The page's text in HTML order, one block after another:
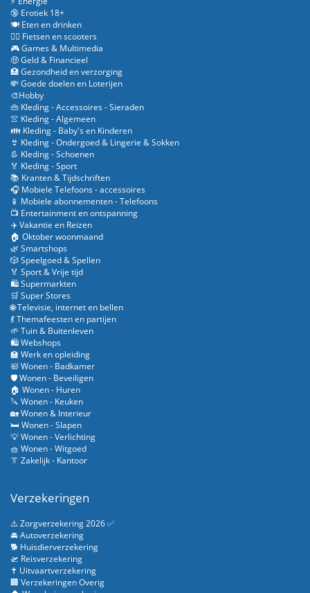
🔞 Erotiek 18+
🍽️ Eten en drinken
🚴‍♂️ Fietsen en scooters
🎮 Games & Multimedia
🤑 Geld & Financieel
🏥 Gezondheid en verzorging
💸 Goede doelen en Loterijen
🎨Hobby
👜 Kleding - Accessoires - Sieraden
👚 Kleding - Algemeen
👪 Kleding - Baby's en Kinderen
👙 Kleding - Ondergoed & Lingerie & Sokken
👢 Kleding - Schoenen
🏅 Kleding - Sport
📚 Kranten & Tijdschriften
🎧 Mobiele Telefoons - accessoires
📱 Mobiele abonnementen - Telefoons
📺 Entertainment en ontspanning
✈️ Vakantie en Reizen
🏠 Oktober woonmaand
🌿 Smartshops
🎲 Speelgoed & Spellen
🏅 Sport & Vrije tijd
🛍️ Supermarkten
🛒 Super Stores
🌐 Televisie, internet en bellen
💃 Themafeesten en partijen
🌱 Tuin & Buitenleven
🛍️ Webshops
🏫 Werk en opleiding
🛀 Wonen - Badkamer
🛡️ Wonen - Beveiligen
🏠 Wonen - Huren
🔪 Wonen - Keuken
🏡 Wonen & Interieur
🛏️ Wonen - Slapen
💡 Wonen - Verlichting
🧺 Wonen - Witgoed
👔 Zakelijk - Kantoor
Verzekeringen
⚠️ Zorgverzekering 2026 ✅
🚘 Autoverzekering
🐕 Huisdierverzekering
🛫 Reisverzekering
✝️ Uitvaartverzekering
🏢 Verzekeringen Overig